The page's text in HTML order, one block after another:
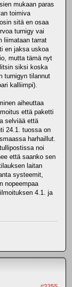
mukaan paras
toimiva
sitä en osaa
turnigy vai
liimataan tarrat
en jaksa uskoa
mutta tämä nyt
siksi koska
turnigyn tilannut
kalliimpi).
aiheuttaa
että paketti
selviää että
24.1. tuossa on
harhaillut.
noi
että saanko sen
laitan
systeemit,
nopeempaa
4.1. ja